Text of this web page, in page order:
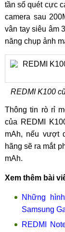
tần số quét cực
camera sau
vân tay siêu âm
năng chụp ảnh
REDMI K100
Thông tin rò rỉ
của REDMI
mAh, nếu vượt
hãng sẽ ra mắt
mAh.
Xem thêm bài
Những
Samsung
REDMI